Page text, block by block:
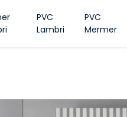
PVC
Lambri
PVC
Mermer